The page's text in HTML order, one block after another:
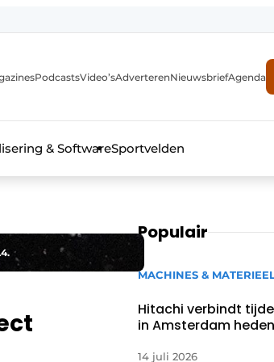
PodcastsVideo’sAdverterenNieuwsbriefAgenda
& SoftwareSportvelden
Populair
MACHINES &
Hitachi verbindt
in Amsterdam
14 juli 2026